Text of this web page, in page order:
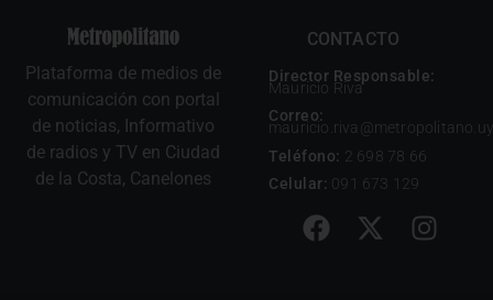
Plataforma de medios de
comunicación con portal
de noticias, Informativo
de radios y TV en Ciudad
de la Costa, Canelones
CONTACTO
Director Responsable:
Mauricio Riva
Correo:
mauricio.riva@metropolitano.uy
Teléfono: 2 698 78 66
Celular: 091 673 129